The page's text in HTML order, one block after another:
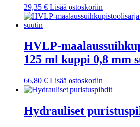
29,35 € Lisää ostoskoriin
HVLP-
125 ml kuppi 0,8 mm
66,80 € Lisää ostoskoriin
Hydrauliset